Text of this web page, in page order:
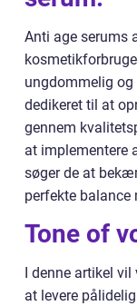
Anti age serums
ungdommelig og
dedikeret til at
gennem
at implementere
søger de at
perfekte balance
Tone of
I denne artikel
at levere